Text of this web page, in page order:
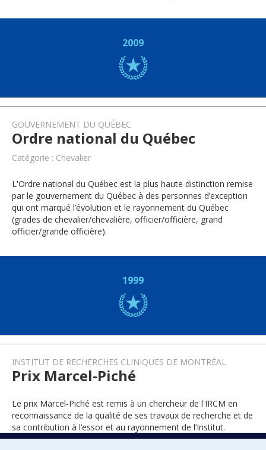
2009
GOUVERNEMENT DU QUÉBEC
Ordre national du Québec
Catégorie : Chevalier
L'Ordre national du Québec est la plus haute distinction remise
par le gouvernement du Québec à des personnes d’exception
qui ont marqué l’évolution et le rayonnement du Québec
(grades de chevalier/chevalière, officier/officière, grand
officier/grande officière).
1999
INSTITUT DE RECHERCHES CLINIQUES DE MONTRÉAL
Prix Marcel-Piché
Le prix Marcel-Piché est remis à un chercheur de l'IRCM en
reconnaissance de la qualité de ses travaux de recherche et de
sa contribution à l’essor et au rayonnement de l’Institut.